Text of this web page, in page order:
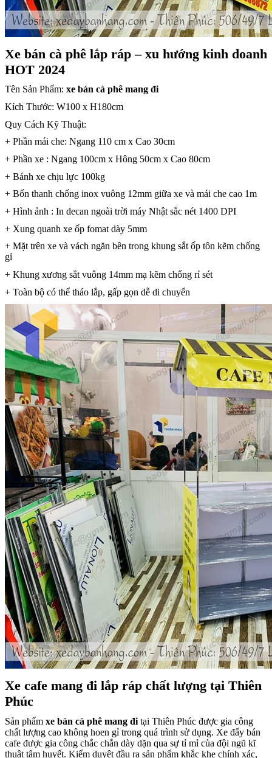
Xe bán cà phê lắp ráp – xu hướng kinh doanh
HOT 2024
Tên Sản Phẩm: xe bán cà phê mang đi
Kích Thước: W100 x H180cm
Quy Cách Kỹ Thuật:
+ Phần mái che: Ngang 110 cm x Cao 30cm
+ Phần xe : Ngang 100cm x Hông 50cm x Cao 80cm
+ Bánh xe chịu lực 100kg
+ Bốn thanh chống inox vuông 12mm giữa xe và mái che cao 1m
+ Hình ảnh : In decan ngoài trời máy Nhật sắc nét 1400 DPI
+ Xung quanh xe ốp fomat dày 5mm
+ Mặt trên xe và vách ngăn bên trong khung sắt ốp tôn kẽm chống
gỉ
+ Khung xương sắt vuông 14mm mạ kẽm chống rỉ sét
+ Toàn bộ có thể tháo lắp, gấp gọn dễ di chuyển
Xe cafe mang đi lắp ráp chất lượng tại Thiên
Phúc
Sản phẩm xe bán cà phê mang đi tại Thiên Phúc được gia công
chất lượng cao không hoen gỉ trong quá trình sử dụng. Xe đẩy bán
cafe được gia công chắc chắn dày dặn qua sự tỉ mỉ của đội ngũ kĩ
thuật tâm huyết. Kiểm duyệt đầu ra sản phẩm khắc khe chính xác,